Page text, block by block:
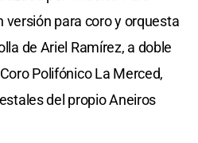
versión para coro y orquesta
de Ariel Ramírez, a doble
Polifónico La Merced,
del propio Aneiros